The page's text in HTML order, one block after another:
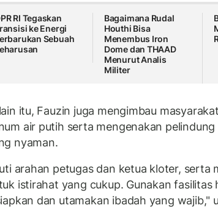
RI Tegaskan
ke Energi
Sebuah
Bagaimana Rudal
Houthi Bisa
Menembus Iron
Dome dan THAAD
Menurut Analis
Militer
itu, Fauzin juga mengimbau
air putih serta mengenakan pelindung
nyaman.
arahan petugas dan ketua kloter, serta
istirahat yang cukup. Gunakan fasilitas
dan utamakan ibadah yang wajib,"